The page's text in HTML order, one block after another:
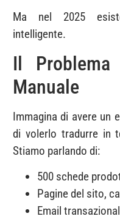
Ma nel 2025
intelligente.
Il Problema
Manuale
Immagina di avere un
di volerlo tradurre in
Stiamo parlando di:
500 schede
Pagine del sito,
Email